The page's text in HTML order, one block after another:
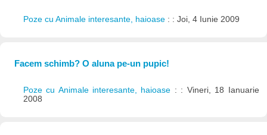
Poze cu Animale interesante, haioase : : Joi, 4 Iunie 2009
Facem schimb? O aluna pe-un pupic!
Poze cu Animale interesante, haioase : : Vineri, 18 Ianuarie
2008